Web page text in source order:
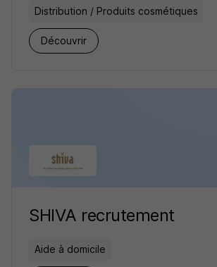
Distribution / Produits cosmétiques
Découvrir
SHIVA recrutement
Aide à domicile